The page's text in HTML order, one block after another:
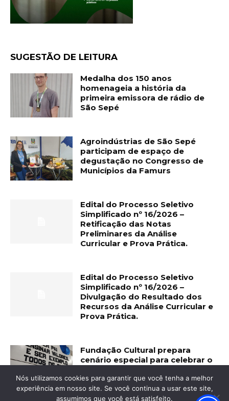
SUGESTÃO DE LEITURA
Medalha dos 150 anos
homenageia a história da
primeira emissora de rádio de
São Sepé
Agroindústrias de São Sepé
participam de espaço de
degustação no Congresso de
Municípios da Famurs
Edital do Processo Seletivo
Simplificado nº 16/2026 –
Retificação das Notas
Preliminares da Análise
Curricular e Prova Prática.
Edital do Processo Seletivo
Simplificado nº 16/2026 –
Divulgação do Resultado dos
Recursos da Análise Curricular e
Prova Prática.
Fundação Cultural prepara
cenário especial para celebrar o
Nós utilizamos cookies para garantir que você tenha a melhor
experiência em nosso site. Se você continua a usar este site,
assumimos que você está satisfeito.